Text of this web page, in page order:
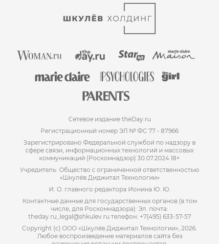
Сетевое издание theDay.ru
Регистрационный номер ЭЛ № ФС 77 - 87966
Зарегистрировано Федеральной службой по надзору в
сфере связи, информационных технологий и массовых
коммуникаций (Роскомнадзор) 30.07.2024 18+
Учредитель: Общество с ограниченной ответственностью
«Шкулёв Диджитал Технологии»
И. О. главного редактора Ионина Ю. Ю.
Контактные данные для государственных органов (в том
числе, для Роскомнадзора): Эл. почта:
theday.ru_legal@shkulev.ru телефон: +7(495) 633-57-57
Copyright (с) ООО «Шкулёв Диджитал Технологии», 2026.
Любое воспроизведение материалов сайта без